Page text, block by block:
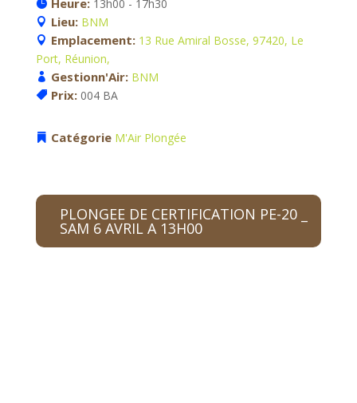
Heure: 13h00 - 17h30
Lieu: BNM
Emplacement: 13 Rue Amiral Bosse, 97420, Le
Port, Réunion,
Gestionn'Air: BNM
Prix: 004 BA
Catégorie M'Air Plongée
PLONGEE DE CERTIFICATION PE-20 _
SAM 6 AVRIL A 13H00